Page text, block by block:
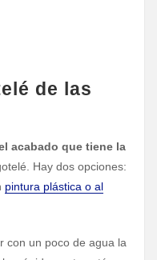
de las
acabado que tiene la
Hay dos opciones:
pintura plástica o al
con un poco de agua la